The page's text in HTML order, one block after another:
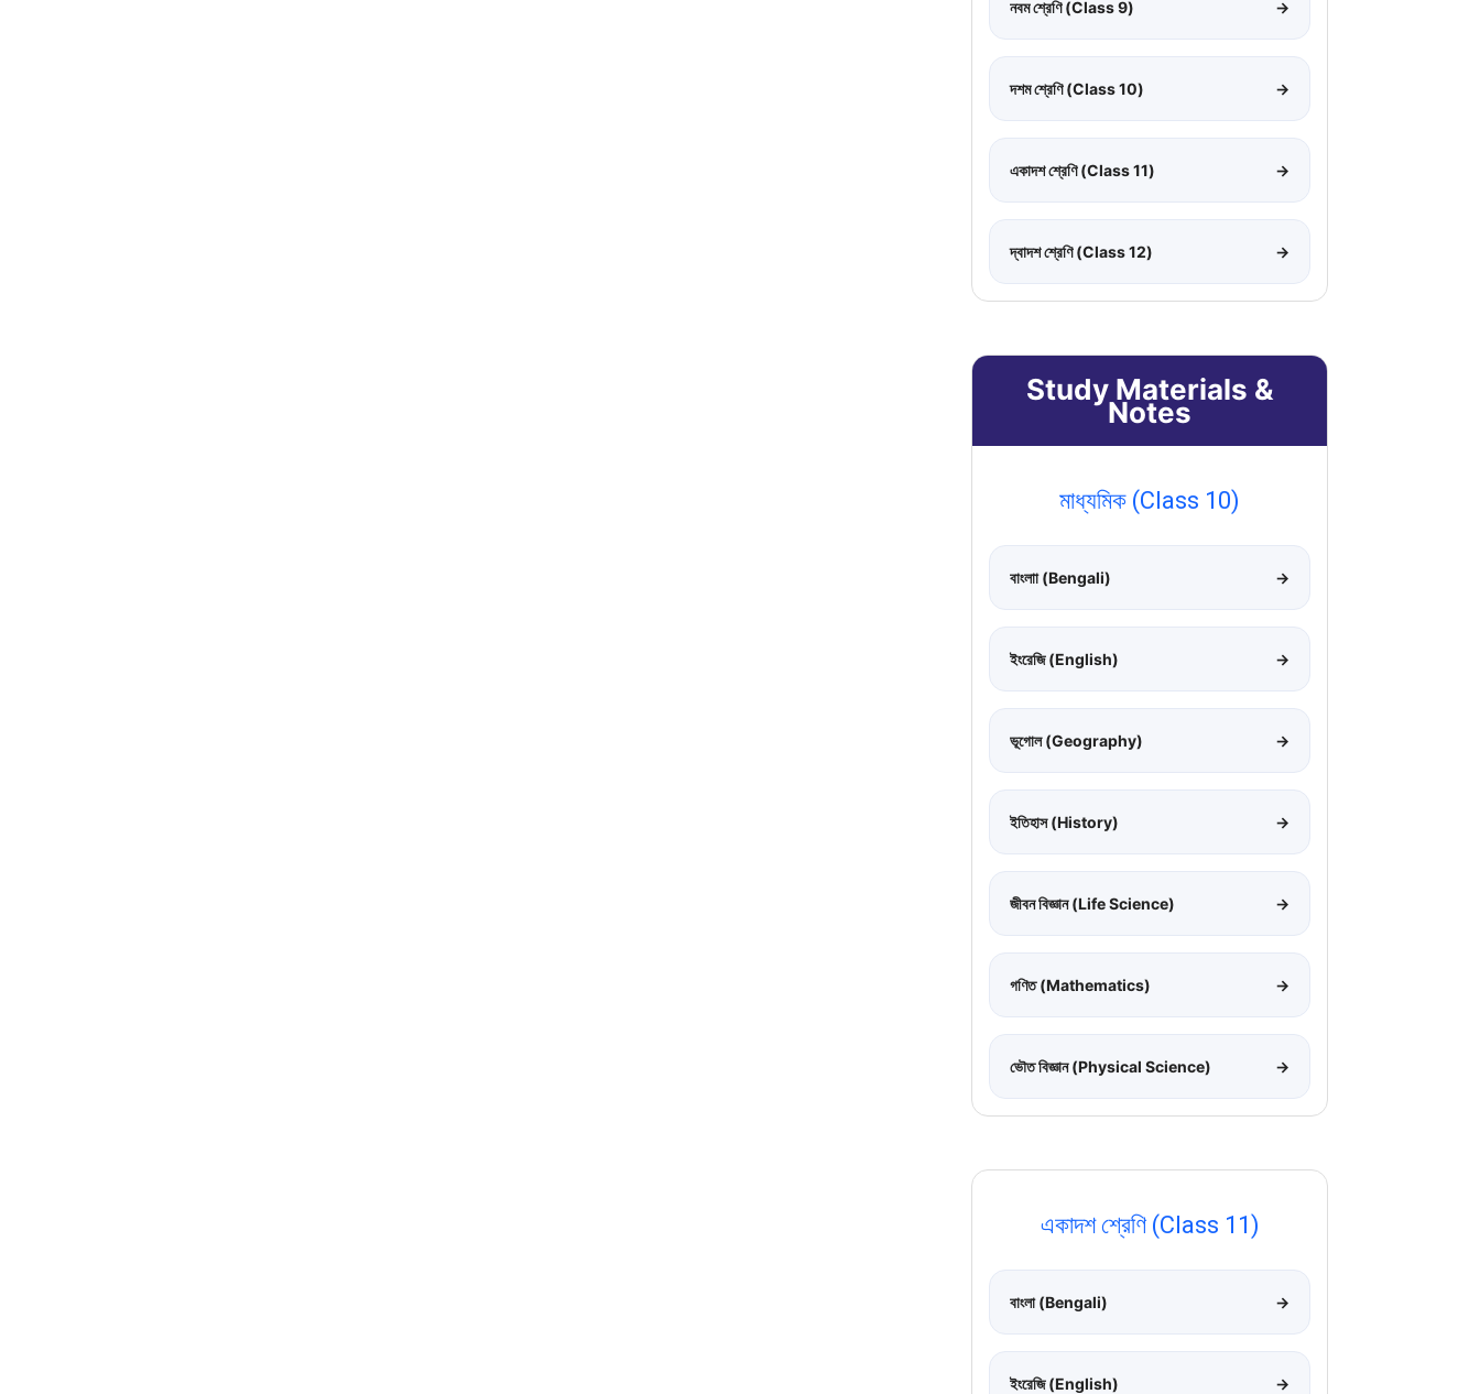
নবম শ্রেণি (Class 9) →
দশম শ্রেণি (Class 10) →
একাদশ শ্রেণি (Class 11) →
দ্বাদশ শ্রেণি (Class 12) →
Study Materials &
Notes
মাধ্যমিক (Class 10)
বাংলাা (Bengali) →
ইংরেজি (English) →
ভূগোল (Geography) →
ইতিহাস (History) →
জীবন বিজ্ঞান (Life Science) →
গণিত (Mathematics) →
ভৌত বিজ্ঞান (Physical Science) →
একাদশ শ্রেণি (Class 11)
বাংলা (Bengali) →
ইংরেজি (English) →